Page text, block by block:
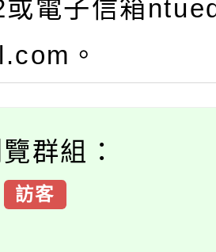
或電子信箱
。
群組：
訪客